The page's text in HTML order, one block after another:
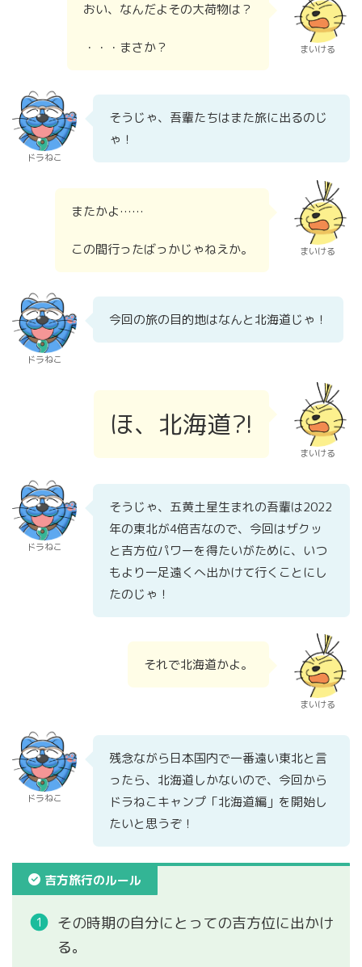
おい、なんだよその大荷物は？
・・・まさか？ まいける
ドラねこ
そうじゃ、吾輩たちはまた旅に出るのじ
ゃ！
またかよ……
この間行ったばっかじゃねえか。 まいける
ドラねこ
今回の旅の目的地はなんと北海道じゃ！
ほ、北海道?!
まいける
ドラねこ
そうじゃ、五黄土星生まれの吾輩は2022
年の東北が4倍吉なので、今回はザクッ
と吉方位パワーを得たいがために、いつ
もより一足遠くへ出かけて行くことにし
たのじゃ！
それで北海道かよ。
まいける
ドラねこ
残念ながら日本国内で一番遠い東北と言
ったら、北海道しかないので、今回から
ドラねこキャンプ「北海道編」を開始し
たいと思うぞ！
吉方旅行のルール
その時期の自分にとっての吉方位に出かけ
る。